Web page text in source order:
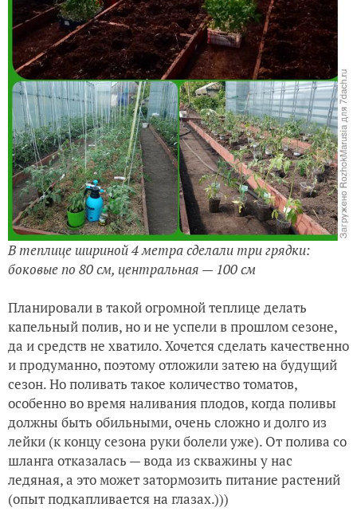
В теплице шириной 4 метра сделали три грядки:
боковые по 80 см, центральная — 100 см
Планировали в такой огромной теплице делать
капельный полив, но и не успели в прошлом сезоне,
да и средств не хватило. Хочется сделать качественно
и продуманно, поэтому отложили затею на будущий
сезон. Но поливать такое количество томатов,
особенно во время наливания плодов, когда поливы
должны быть обильными, очень сложно и долго из
лейки (к концу сезона руки болели уже). От полива со
шланга отказалась — вода из скважины у нас
ледяная, а это может затормозить питание растений
(опыт подкапливается на глазах.)))